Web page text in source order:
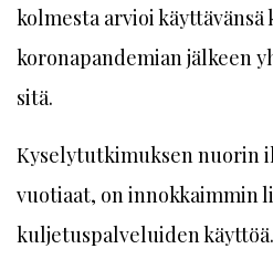
kolmesta arvioi
koronapandemian jälkeen
sitä.
Kyselytutkimuksen nuorin
vuotiaat, on innokkaimmin
kuljetuspalveluiden